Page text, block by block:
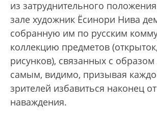
из затруднительного
зале художник Ёсинори Нива
собранную им по русским
коллекцию предметов
рисунков), связанных с
самым, видимо, призывая
зрителей избавиться наконец
наваждения.